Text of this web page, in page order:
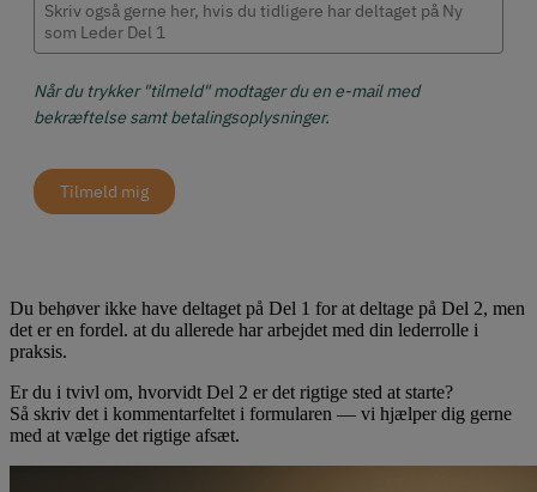
Når du trykker "tilmeld" modtager du en e-mail med
bekræftelse samt betalingsoplysninger.
Tilmeld mig
Du behøver ikke have deltaget på Del 1 for at deltage på Del 2, men
det er en fordel. at du allerede har arbejdet med din lederrolle i
praksis.
Er du i tvivl om, hvorvidt Del 2 er det rigtige sted at starte?
Så skriv det i kommentarfeltet i formularen — vi hjælper dig gerne
med at vælge det rigtige afsæt.